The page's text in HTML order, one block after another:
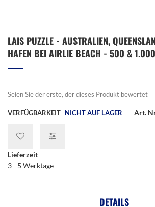
Anfang
der
LAIS PUZZLE - AUSTRALIEN,
HAFEN BEI AIRLIE BEACH - 500 &
Seien Sie der erste, der dieses Produkt bewertet
VERFÜGBARKEIT NICHT AUF LAGER Art.
Lieferzeit
3 - 5 Werktage
DETAILS